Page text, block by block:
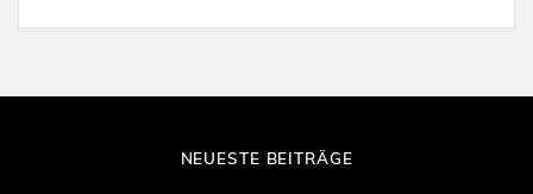
NEUESTE BEITRÄGE